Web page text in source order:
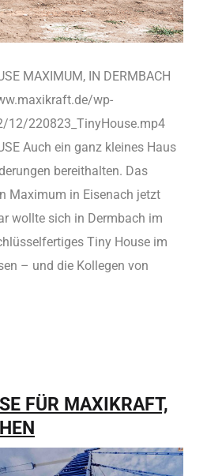
MAXIMUM, IN DERMBACH
wp-
220823_TinyHouse.mp4
Auch ein ganz kleines Haus
bereithalten. Das
Maximum in Eisenach jetzt
wollte sich in Dermbach im
Tiny House im
– und die Kollegen von
FÜR MAXIKRAFT,